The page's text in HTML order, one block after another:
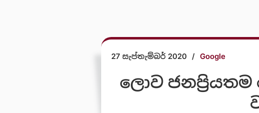
27 සැප්තැම්බර් 2020 / Google
ලොව ජනප්‍රියතම